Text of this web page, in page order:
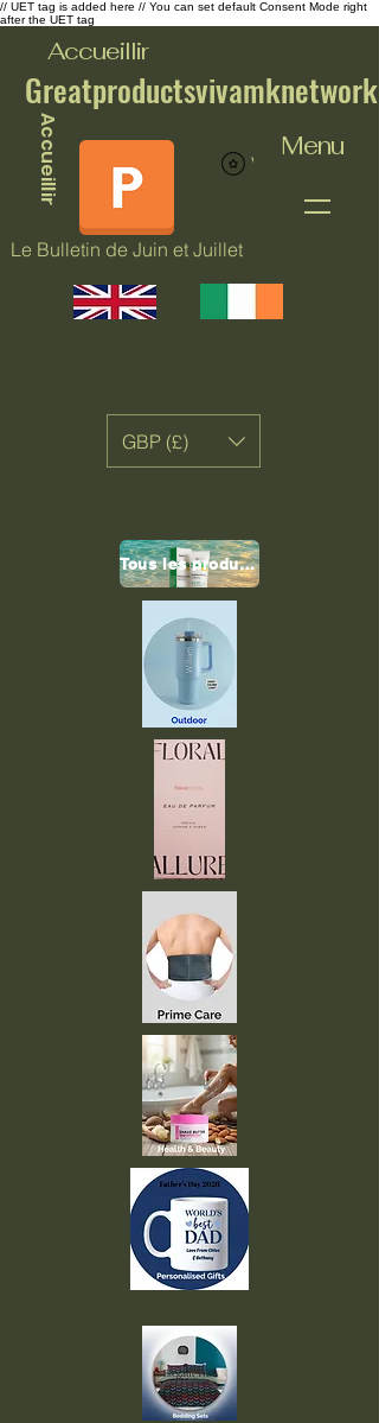
// UET tag is added here // You can set default Consent Mode right
after the UET tag
Accueillir
Le Bulletin de Juin et Juillet
Greatproductsvivamknetwork
Menu
Accueillir
GBP (£)
Tous les produits